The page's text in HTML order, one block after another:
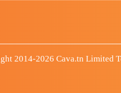
2014-2026 Cava.tn Limited